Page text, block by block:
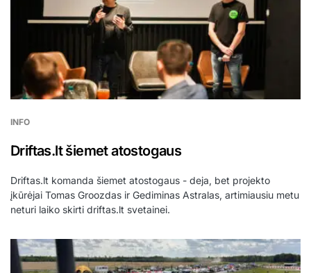
INFO
Driftas.lt šiemet atostogaus
Driftas.lt komanda šiemet atostogaus - deja, bet projekto
įkūrėjai Tomas Groozdas ir Gediminas Astralas, artimiausiu metu
neturi laiko skirti driftas.lt svetainei.